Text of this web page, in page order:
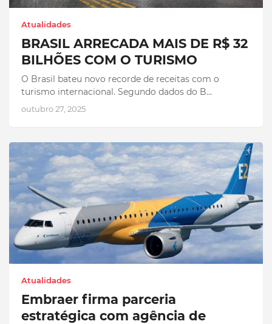
Atualidades
BRASIL ARRECADA MAIS DE R$ 32
BILHÕES COM O TURISMO
O Brasil bateu novo recorde de receitas com o
turismo internacional. Segundo dados do B…
outubro 27, 2025
Atualidades
Embraer firma parceria
estratégica com agência de